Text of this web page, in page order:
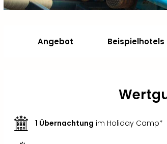
Angebot Beispielhotels
1 Übernachtung im Holiday Camp*